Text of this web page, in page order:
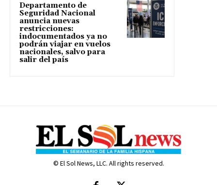
Departamento de
Seguridad Nacional
anuncia nuevas
restricciones:
indocumentados ya no
podrán viajar en vuelos
nacionales, salvo para
salir del país
© El Sol News, LLC. All rights reserved.